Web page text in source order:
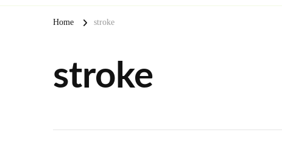
Home stroke
stroke